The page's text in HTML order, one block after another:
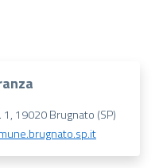
19020 Brugnato (SP)